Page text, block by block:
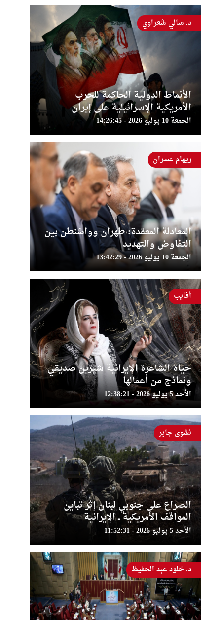
الأنماط الدولية الحاكمة للحرب
الأمريكية الإسرائيلية على إيران
الجمعة 10 يوليو 2026 - 14:26:45
د. سالي شعراوي
المعادلة المعقدة: طهران وواشنطن بين
التفاوض والتهديد
الجمعة 10 يوليو 2026 - 13:42:29
ريهام عسران
حياة الشاعرة الإيرانية شيرين صديقي
ونماذج من أعمالها
الأحد 5 يوليو 2026 - 12:38:21
أفايب
الصراع على جنوبي لبنان إثر تباين
المواقف الأمريكية ــ الإيرانية
الأحد 5 يوليو 2026 - 11:52:31
نشوى جابر
د. خلود عبد الحفيظ